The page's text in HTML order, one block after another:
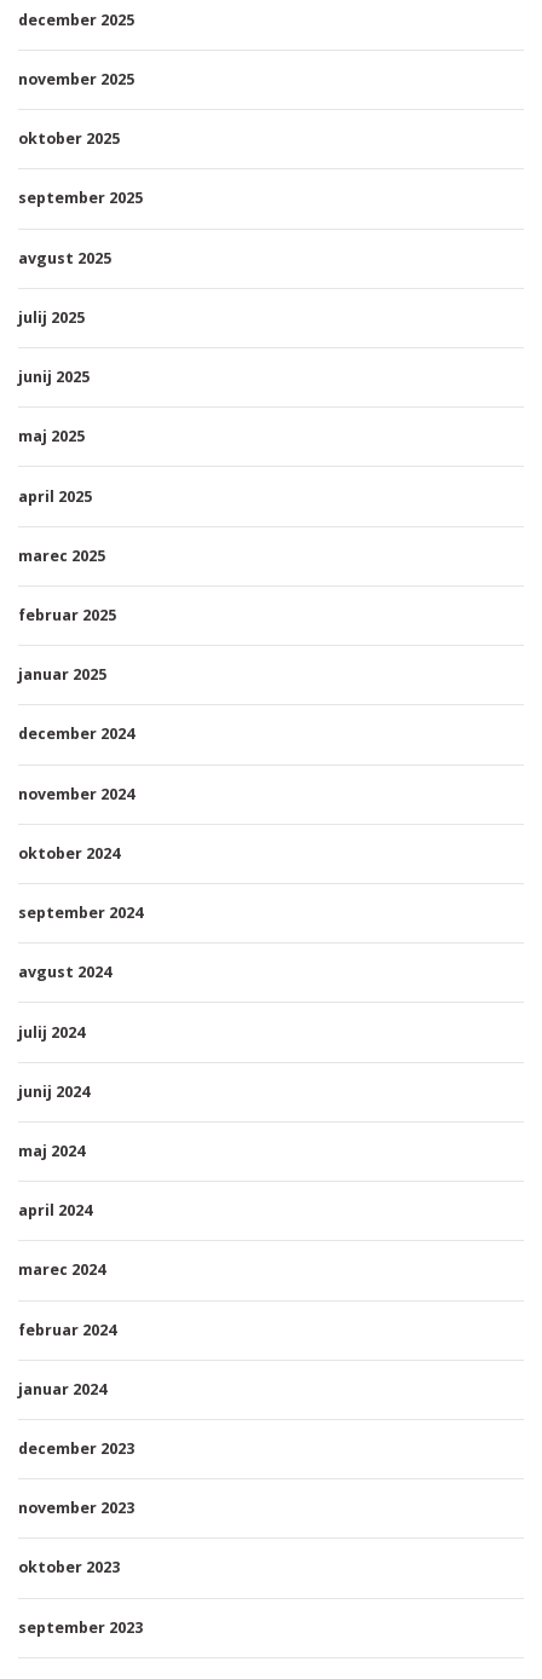
december 2025
november 2025
oktober 2025
september 2025
avgust 2025
julij 2025
junij 2025
maj 2025
april 2025
marec 2025
februar 2025
januar 2025
december 2024
november 2024
oktober 2024
september 2024
avgust 2024
julij 2024
junij 2024
maj 2024
april 2024
marec 2024
februar 2024
januar 2024
december 2023
november 2023
oktober 2023
september 2023